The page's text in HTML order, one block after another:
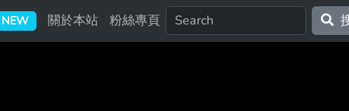
NEW 關於本站 粉絲專頁